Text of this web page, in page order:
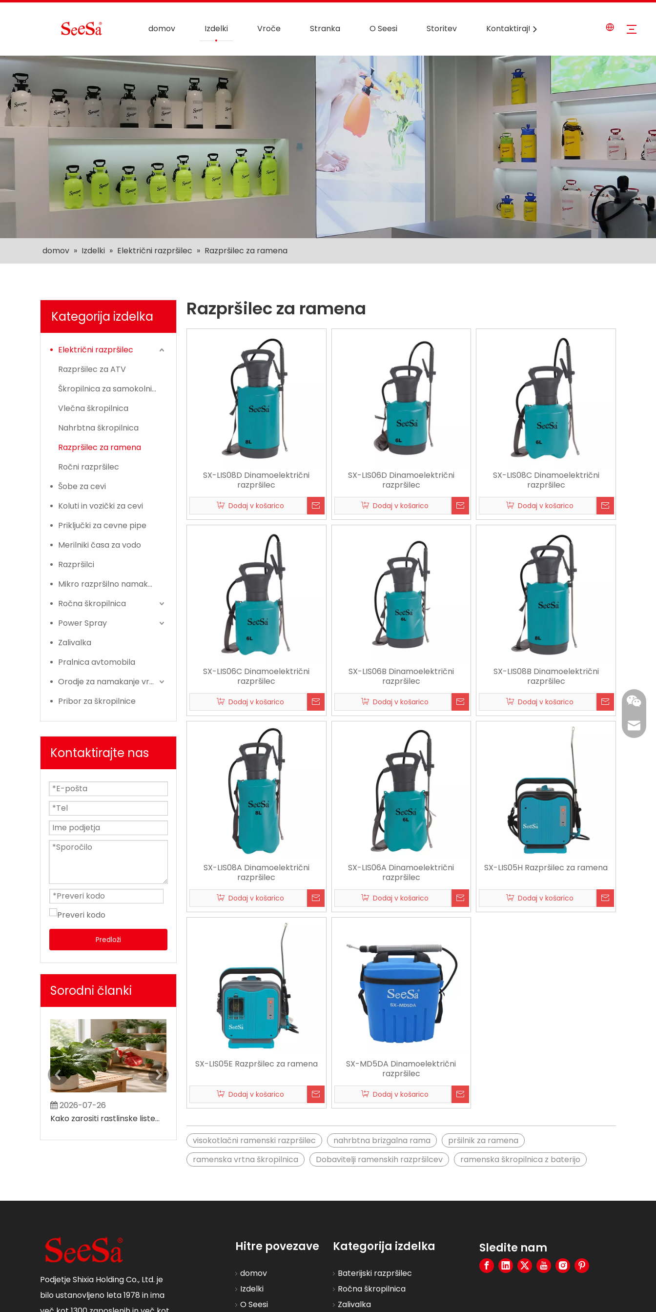
domov Izdelki Vroče Stranka O Seesi Storitev Kontaktirajte nas Novice
domov » Izdelki » Električni razpršilec » Razpršilec za ramena
Kategorija izdelka
Električni razpršilec
Razpršilec za ATV
Škropilnica za samokolnico
Vlečna škropilnica
Nahrbtna škropilnica
Razpršilec za ramena
Ročni razpršilec
Šobe za cevi
Koluti in vozički za cevi
Priključki za cevne pipe
Merilniki časa za vodo
Razpršilci
Mikro razpršilno namakanje
Ročna škropilnica
Power Spray
Zalivalka
Pralnica avtomobila
Orodje za namakanje vrta
Pribor za škropilnice
Kontaktirajte nas
Predloži
Sorodni članki
2026-07-26
Kako zarositi rastlinske liste, ne da bi pri tem nastali veliki mokri madeži
2026-08-05
2026-07-21
2026-07-31
Razpršilec za ramena
SX-LIS08D Dinamoelektrični
razpršilec
Dodaj v košarico
SX-LIS06D Dinamoelektrični
razpršilec
Dodaj v košarico
SX-LIS08C Dinamoelektrični
razpršilec
Dodaj v košarico
SX-LIS06C Dinamoelektrični
razpršilec
Dodaj v košarico
SX-LIS06B Dinamoelektrični
razpršilec
Dodaj v košarico
SX-LIS08B Dinamoelektrični
razpršilec
Dodaj v košarico
SX-LIS08A Dinamoelektrični
razpršilec
Dodaj v košarico
SX-LIS06A Dinamoelektrični
razpršilec
Dodaj v košarico
SX-LIS05H Razpršilec za ramena
Dodaj v košarico
SX-LIS05E Razpršilec za ramena
Dodaj v košarico
SX-MD5DA Dinamoelektrični
razpršilec
Dodaj v košarico
visokotlačni ramenski razpršilec nahrbtna brizgalna rama
pršilnik za ramena
ramenska vrtna škropilnica
Dobavitelji ramenskih razpršilcev ramenska škropilnica z baterijo
Podjetje Shixia Holding Co., Ltd. je
bilo ustanovljeno leta 1978 in ima
Hitre povezave
domov
Izdelki
O Seesi
Kategorija izdelka
Baterijski razpršilec
Ročna škropilnica
Zalivalka
Sledite nam